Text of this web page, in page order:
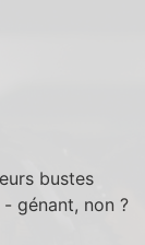
bustes
génant, non ?